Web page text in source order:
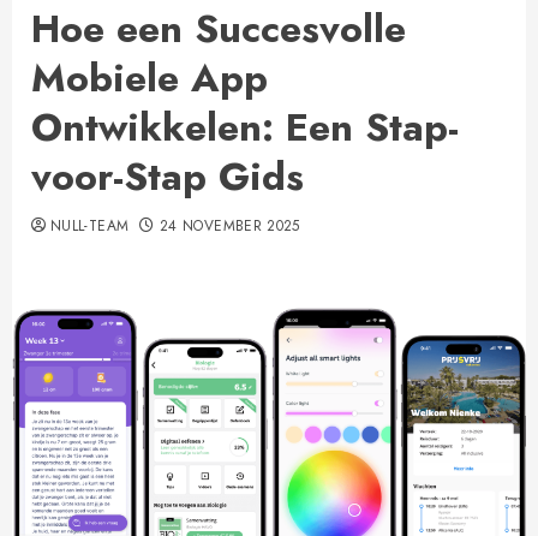
Hoe een Succesvolle
Mobiele App
Ontwikkelen: Een Stap-
voor-Stap Gids
NULL-TEAM 24 NOVEMBER 2025